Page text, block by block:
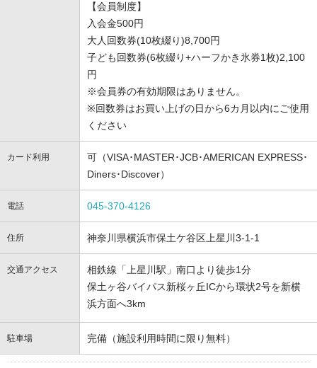
【会員制度】
入会金500円
大人回数券(10枚綴り)8,700円
子ども回数券(6枚綴り+ハーフかき氷券1枚)2,100
円
※会員券の有効期限はありません。
※回数券はお買い上げの日から6カ月以内にご使用
ください
カード利用
可（VISA･MASTER･JCB･AMERICAN EXPRESS･
Diners･Discover）
電話 045-370-4126
住所 神奈川県横浜市保土ケ谷区上星川3-1-1
交通アクセス
相鉄線「上星川駅」南口より徒歩1分
保土ヶ谷バイパス新桜ヶ丘ICから環状2号を新横
浜方面へ3km
駐車場 完備（施設利用時間に限り無料）